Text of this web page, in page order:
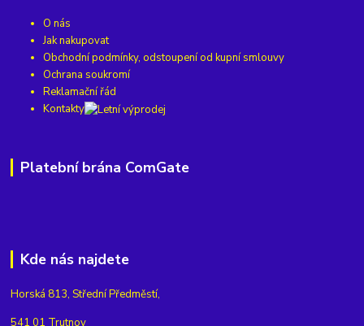
O nás
Jak nakupovat
Obchodní podmínky, odstoupení od kupní smlouvy
Ochrana soukromí
Reklamační řád
Kontakty
Platební brána ComGate
Kde nás najdete
Horská 813, Střední Předměstí,
541 01 Trutnov